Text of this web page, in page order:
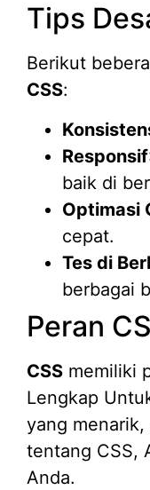
Tips
Berikut
CSS:
Responsif
baik di
Optimasi
cepat.
Tes di
berbagai
Peran
CSS memiliki
Lengkap
yang
tentang CSS,
Anda.